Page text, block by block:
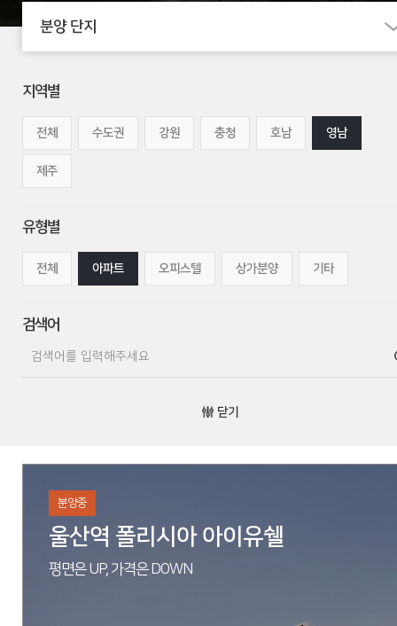
분양 단지
지역별
전체 수도권 강원 충청 호남 영남
제주
유형별
전체 아파트 오피스텔 상가분양 기타
검색어
닫기
분양중
울산역 폴리시아 아이유쉘
평면은 UP, 가격은 DOWN